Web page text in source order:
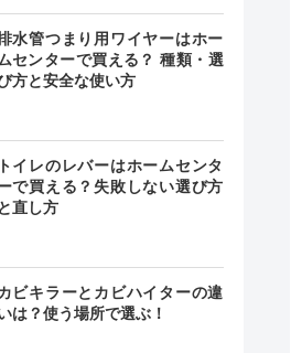
水管つまり用ワイヤーはホー
センターで買える？ 種類・選
方と安全な使い方
トイレのレバーはホームセンタ
で買える？失敗しない選び方
と直し方
ビキラーとカビハイターの違
は？使う場所で選ぶ！